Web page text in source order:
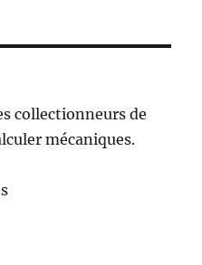
collectionneurs de
mécaniques.